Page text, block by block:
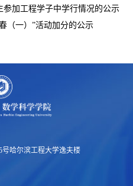
参加工程学子中学行情况的公示
（一）”活动加分的公示
哈尔滨工程大学逸夫楼